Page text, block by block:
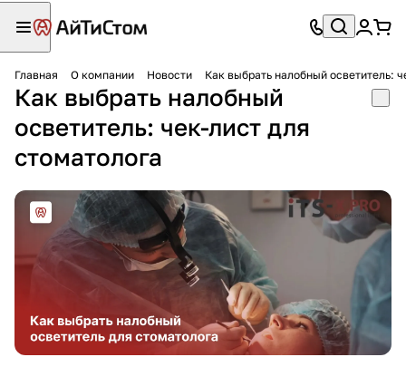
Главная О компании Новости Как выбрать налобный осветитель:
Как выбрать налобный
осветитель: чек-лист для
стоматолога